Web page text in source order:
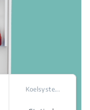
Koelsyste...